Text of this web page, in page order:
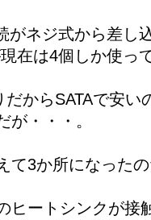
がネジ式から差し
在は4個しか使っ
からSATAで安い
が・・・。
て3か所になった
ヒートシンクが接